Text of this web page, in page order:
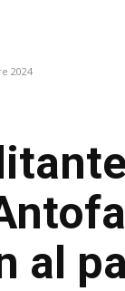
2024
al